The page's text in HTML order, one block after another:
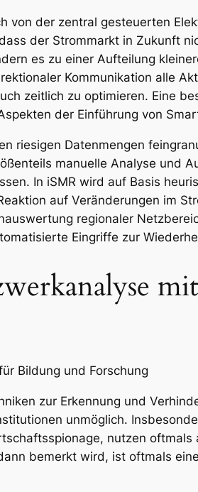
von der zentral gesteuerten
der Strommarkt in Zukunft
es zu einer Aufteilung
Kommunikation alle
zeitlich zu optimieren. Eine
der Einführung von
riesigen Datenmengen
manuelle Analyse und
In iSMR wird auf Basis
auf Veränderungen im
regionaler
Eingriffe zur
Bildung und Forschung
zur Erkennung und
unmöglich.
nutzen
bemerkt wird, ist oftmals